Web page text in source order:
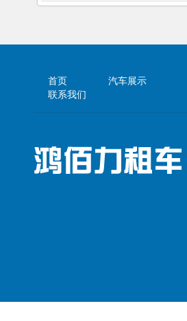
首页 汽车展示
联系我们